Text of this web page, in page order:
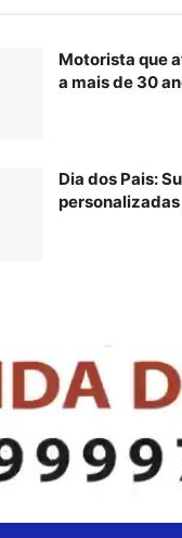
Motorista que
a mais de 30
Dia dos Pais: